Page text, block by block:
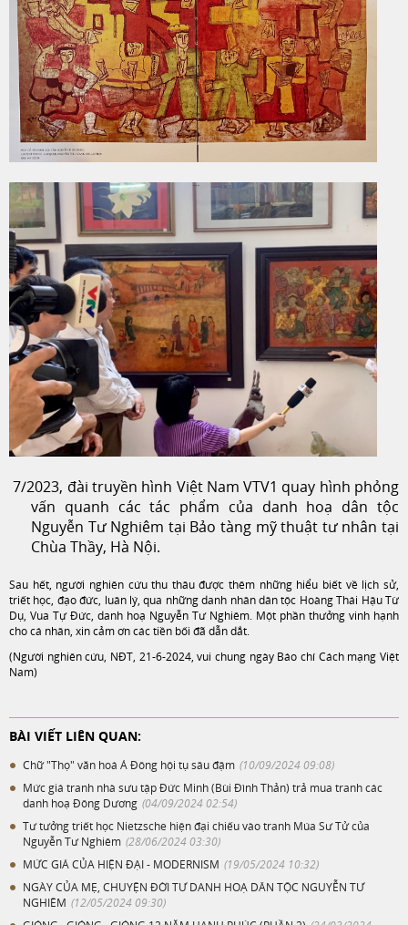
7/2023, đài truyền hình Việt Nam VTV1 quay hình phỏng
vấn quanh các tác phẩm của danh hoạ dân tộc
Nguyễn Tư Nghiêm tại Bảo tàng mỹ thuật tư nhân tại
Chùa Thầy, Hà Nội.
Sau hết, người nghiên cứu thu thâu được thêm những hiểu biết về lịch sử,
triết học, đạo đức, luân lý, qua những danh nhân dân tộc Hoàng Thái Hậu Từ
Dụ, Vua Tự Đức, danh hoạ Nguyễn Tư Nghiêm. Một phần thưởng vinh hạnh
cho cá nhân, xin cảm ơn các tiền bối đã dẫn dắt.
(Người nghiên cứu, NĐT, 21-6-2024, vui chung ngày Báo chí Cách mạng Việt
Nam)
BÀI VIẾT LIÊN QUAN:
Chữ "Thọ" văn hoá Á Đông hội tụ sâu đậm (10/09/2024 09:08)
Mức giá tranh nhà sưu tập Đức Minh (Bùi Đình Thản) trả mua tranh các
danh hoạ Đông Dương (04/09/2024 02:54)
Tư tưởng triết học Nietzsche hiện đại chiếu vào tranh Múa Sư Tử của
Nguyễn Tư Nghiêm (28/06/2024 03:30)
MỨC GIÁ CỦA HIỆN ĐẠI - MODERNISM (19/05/2024 10:32)
NGÀY CỦA MẸ, CHUYỆN ĐỜI TƯ DANH HOẠ DÂN TỘC NGUYỄN TƯ
NGHIÊM (12/05/2024 09:30)